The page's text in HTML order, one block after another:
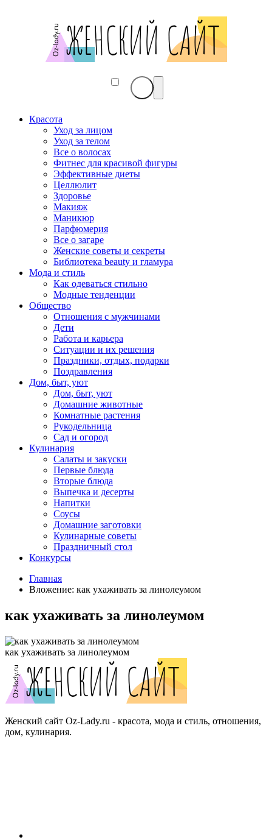
Красота
Уход за лицом
Уход за телом
Все о волосах
Фитнес для красивой фигуры
Эффективные диеты
Целлюлит
Здоровье
Макияж
Маникюр
Парфюмерия
Все о загаре
Женские советы и секреты
Библиотека beauty и гламура
Мода и стиль
Как одеваться стильно
Модные тенденции
Общество
Отношения с мужчинами
Дети
Работа и карьера
Ситуации и их решения
Праздники, отдых, подарки
Поздравления
Дом, быт, уют
Дом, быт, уют
Домашние животные
Комнатные растения
Рукодельница
Сад и огород
Кулинария
Салаты и закуски
Первые блюда
Вторые блюда
Выпечка и десерты
Напитки
Соусы
Домашние заготовки
Кулинарные советы
Праздничный стол
Конкурсы
Главная
Вложение: как ухаживать за линолеумом
как ухаживать за линолеумом
как ухаживать за линолеумом
Женский сайт Oz-Lady.ru - красота, мода и стиль, отношения,
дом, кулинария.